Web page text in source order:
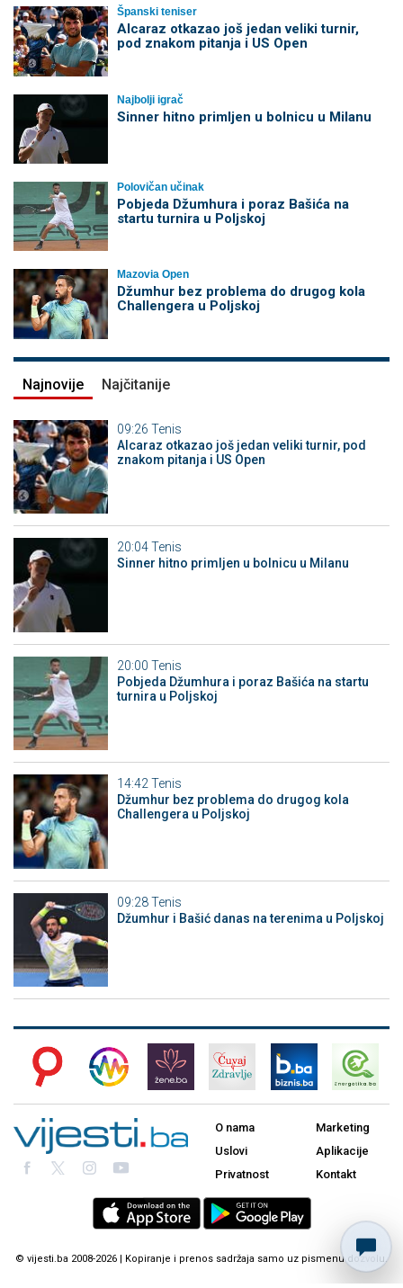
Španski teniser
Alcaraz otkazao još jedan veliki turnir,
pod znakom pitanja i US Open
Najbolji igrač
Sinner hitno primljen u bolnicu u Milanu
Polovičan učinak
Pobjeda Džumhura i poraz Bašića na
startu turnira u Poljskoj
Mazovia Open
Džumhur bez problema do drugog kola
Challengera u Poljskoj
Najnovije Najčitanije
09:26 Tenis
Alcaraz otkazao još jedan veliki turnir, pod
znakom pitanja i US Open
20:04Tenis
Sinner hitno primljen u bolnicu u Milanu
20:00 Tenis
Pobjeda Džumhura i poraz Bašića na startu
turnira u Poljskoj
14:42 Tenis
Džumhur bez problema do drugog kola
Challengera u Poljskoj
09:28Tenis
Džumhur i Bašić danas na terenima u Poljskoj
O nama
Uslovi
Privatnost
Marketing
Aplikacije
Kontakt
© vijesti.ba 2008-2026 | Kopiranje i prenos sadržaja samo uz pismenu dozvolu.